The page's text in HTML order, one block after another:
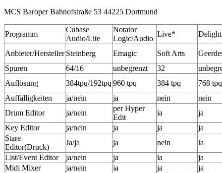
MCS Baroper Bahnofstraße 53 44225 Dortmund
Programm
Cubase
Audio/Lite
Notator
Logic/Audio
Live* Delight
Anbieter/Hersteller Steinberg Emagic Soft Arts
Spuren
64/16 unbegrenzt 32
Auflösung
384tpq/192tpq 960 tpq 384 tpq
768 tpq
Auffälligkeiten
ja/nein ja nein
nein
Drum Editor
ja/nein
per Hyper
Edit
ia
ja
Key Editor
ja/nein ja ja
ja
Stare
Editor(Druck)
Ja/ja ja nein
ia
List/Event Editor
ja/nein ja ia
ja
Midi Mixer
ja/nein ia ja
ja